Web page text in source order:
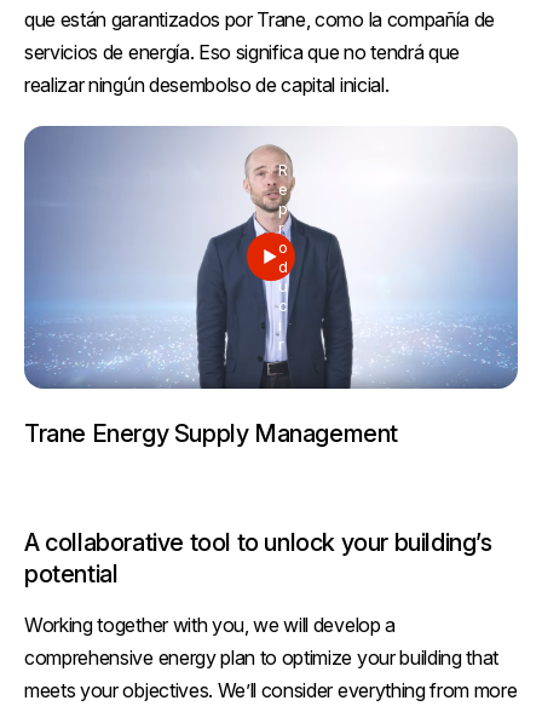
que están garantizados por Trane, como la compañía de
servicios de energía. Eso significa que no tendrá que
realizar ningún desembolso de capital inicial.
R
e
p
r
o
d
u
c
i
r
Trane Energy Supply Management
A collaborative tool to unlock your building’s
potential
Working together with you, we will develop a
comprehensive energy plan to optimize your building that
meets your objectives. We’ll consider everything from more